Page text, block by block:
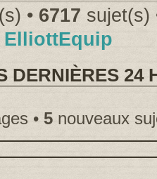
• 6717 sujet(s)
ElliottEquip
DERNIÈRES 24
• 5 nouveaux